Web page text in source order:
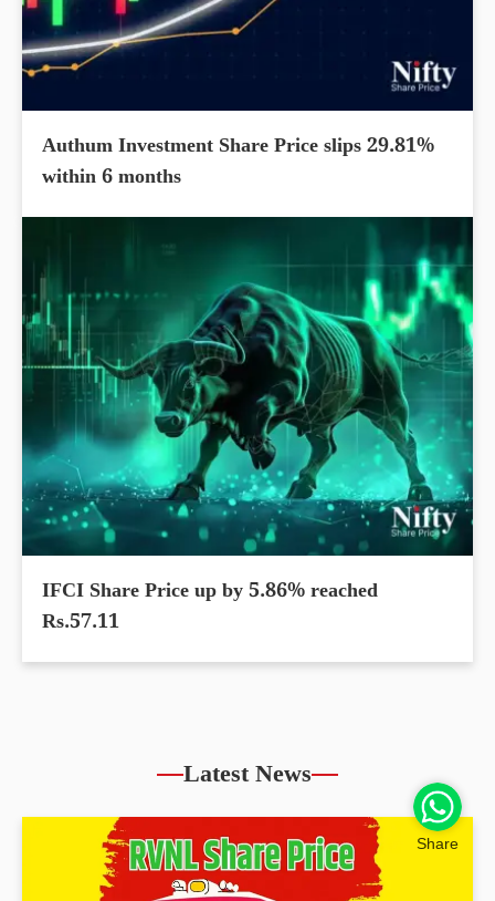
Authum Investment Share Price slips 29.81%
within 6 months
IFCI Share Price up by 5.86% reached
Rs.57.11
Latest News
Share